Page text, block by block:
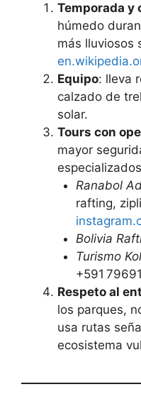
Temporada y
húmedo
más lluviosos
Equipo: lleva
calzado de
solar.
Tours con
mayor
Ranabol
rafting,
Bolivia
Turismo
+591
Respeto al
los parques,
usa rutas
ecosistema